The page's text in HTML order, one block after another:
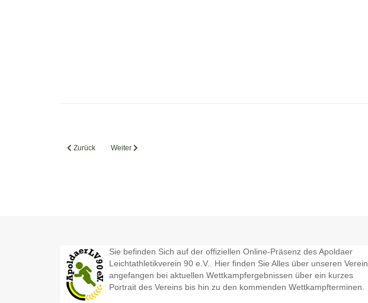
Vorheriger Beitrag: Bildergalerie - Mitgliederversammlung 2008
Zurück Nächster Beitrag: Bildergalerie - Silvesterlauf 2005
Weiter
Sie befinden Sich auf der offiziellen Online-Präsenz des Apoldaer
Leichtathletikverein 90 e.V.. Hier finden Sie Alles über unseren Verein,
angefangen bei aktuellen Wettkampfergebnissen über ein kurzes
Portrait des Vereins bis hin zu den kommenden Wettkampfterminen.